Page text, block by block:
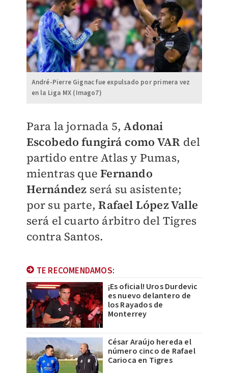
André-Pierre Gignac fue expulsado por primera vez
en la Liga MX (Imago7)
Para la jornada 5,Adonai
Escobedo fungirá como VAR del
partido entre Atlas y Pumas,
mientras queFernando
Hernández será su asistente;
por su parte,Rafael López Valle
será el cuarto árbitro del Tigres
contra Santos.
TE RECOMENDAMOS:
¡Es oficial! Uros Durdevic
es nuevo delantero de
los Rayados de
Monterrey
César Araújo hereda el
número cinco de Rafael
Carioca en Tigres